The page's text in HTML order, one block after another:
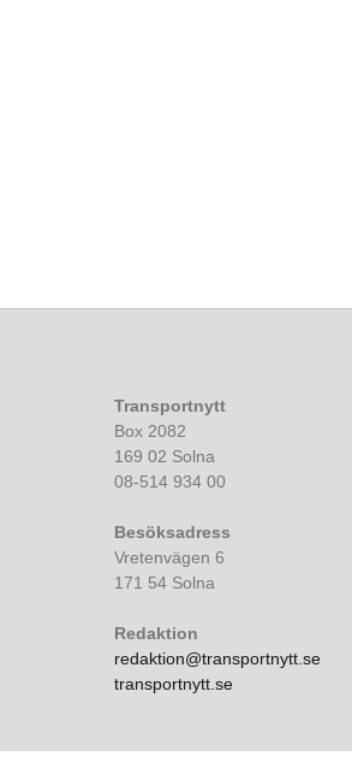
Transportnytt
Box 2082
169 02 Solna
08-514 934 00
Besöksadress
Vretenvägen 6
171 54 Solna
Redaktion
redaktion@transportnytt.se
transportnytt.se